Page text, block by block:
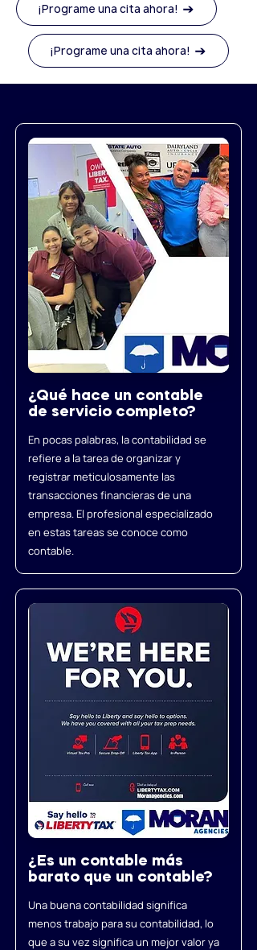
¡Programe una cita ahora!
¡Programe una cita ahora!
¿Qué hace un contable
de servicio completo?
En pocas palabras, la contabilidad se
refiere a la tarea de organizar y
registrar meticulosamente las
transacciones financieras de una
empresa. El profesional especializado
en estas tareas se conoce como
contable.
¿Es un contable más
barato que un contable?
Una buena contabilidad significa
menos trabajo para su contabilidad, lo
que a su vez significa un mejor valor ya